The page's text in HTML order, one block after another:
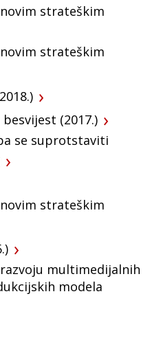
strateškim
strateškim
(2017.)
se suprotstaviti
strateškim
multimedijalnih
modela